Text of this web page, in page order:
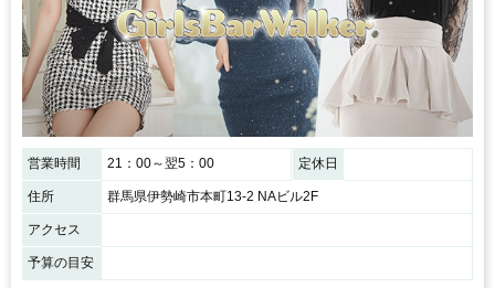
営業時間 21：00～翌5：00 定休日
住所 群馬県伊勢崎市本町13-2 NAビル2F
アクセス
予算の目安